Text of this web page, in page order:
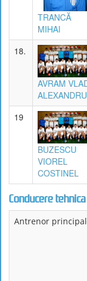
TRANCĂ
MIHAI
18.
AVRAM
ALEXANDRU
19
BUZESCU
VIOREL
COSTINEL
Conducere tehnica
Antrenor